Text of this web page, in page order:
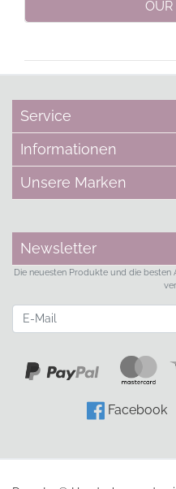
OUR
Service
Informationen
Unsere Marken
Newsletter
Die neuesten Produkte und die
Facebook